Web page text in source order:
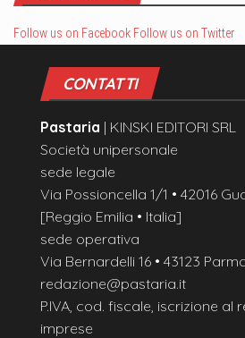
Follow us on Facebook Follow us on Twitter
CONTATTI
Pastaria | KINSKI EDITORI SRL
Società unipersonale
sede legale
Via Possioncella 1/1 • 42016
[Reggio Emilia • Italia]
sede operativa
Via Bernardelli 16 • 43123
redazione@pastaria.it
P.IVA, cod. fiscale, iscrizione al
imprese